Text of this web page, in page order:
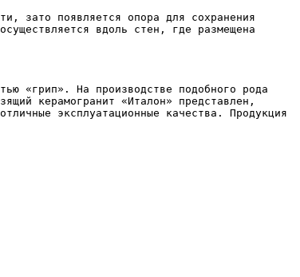
зато появляется опора для сохранения
вдоль стен, где размещена
«грип». На производстве подобного рода
керамогранит «Италон» представлен,
эксплуатационные качества. Продукция